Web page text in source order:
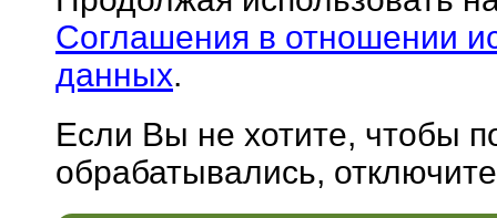
Соглашения в отношении
данных.
Если Вы не хотите, чтобы
обрабатывались,